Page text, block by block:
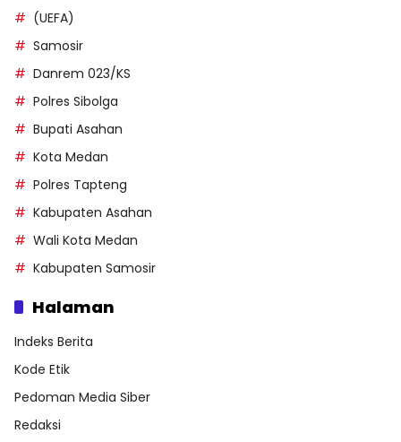
(UEFA)
Samosir
Danrem 023/KS
Polres Sibolga
Bupati Asahan
Kota Medan
Polres Tapteng
Kabupaten Asahan
Wali Kota Medan
Kabupaten Samosir
Halaman
Indeks Berita
Kode Etik
Pedoman Media Siber
Redaksi